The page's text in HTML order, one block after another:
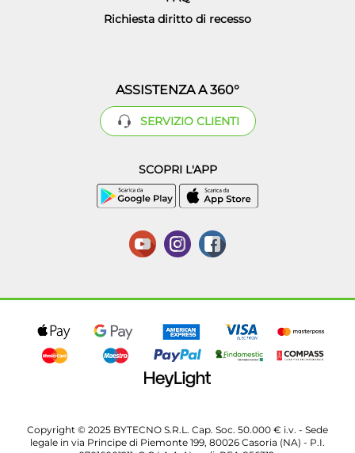
Richiesta diritto di recesso
ASSISTENZA A 360°
SERVIZIO CLIENTI
SCOPRI L'APP
Copyright © 2025 BYTECNO S.R.L. Cap. Soc. 50.000 € i.v. - Sede
legale in via Principe di Piemonte 199, 80026 Casoria (NA) - P.I.